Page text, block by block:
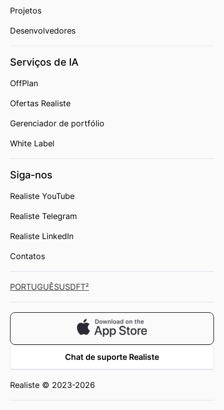
Projetos
Desenvolvedores
Serviços de IA
OffPlan
Ofertas Realiste
Gerenciador de portfólio
White Label
Siga-nos
Realiste YouTube
Realiste Telegram
Realiste LinkedIn
Contatos
PORTUGUÊSUSDFT²
Chat de suporte Realiste
Realiste © 2023-2026